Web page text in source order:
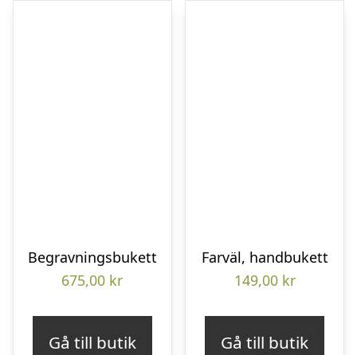
Begravningsbukett
675,00 kr
Gå till butik
Farväl, handbukett
149,00 kr
Gå till butik